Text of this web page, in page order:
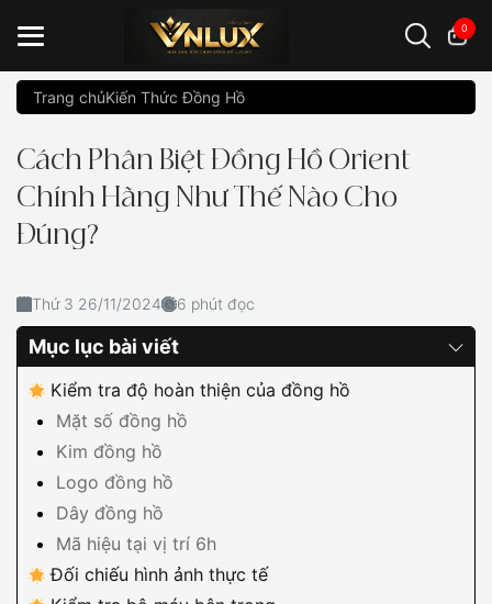
0
Đồng hồ casio đồng hồ G-Shock đồng hồ Orient ...
Trang chủKiến Thức Đồng Hồ
Cách Phân Biệt Đồng Hồ Orient
Chính Hãng Như Thế Nào Cho
Đúng?
Thứ 3 26/11/2024 6 phút đọc
Mục lục bài viết
Kiểm tra độ hoàn thiện của đồng hồ
Mặt số đồng hồ
Kim đồng hồ
Logo đồng hồ
Dây đồng hồ
Mã hiệu tại vị trí 6h
Đối chiếu hình ảnh thực tế